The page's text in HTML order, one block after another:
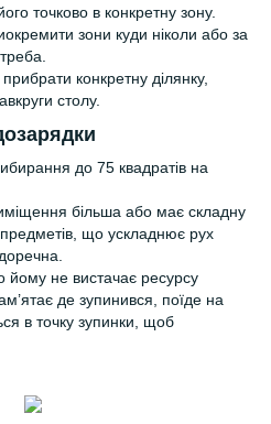
точково в конкретну зону.
зони куди ніколи або за
конкретну ділянку,
столу.
до 75 квадратів на
більша або має складну
що ускладнює рух
йому не вистачає ресурсу
де зупинився, поїде на
в точку зупинки, щоб